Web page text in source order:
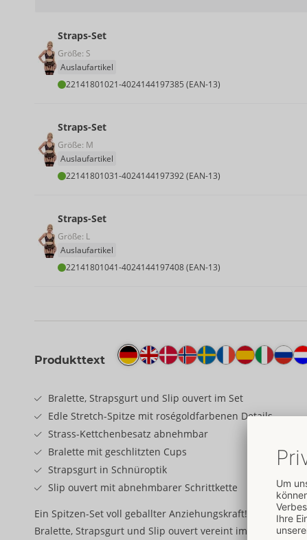
Straps-Set
Größe: S
Auslaufartikel
22141801021-4024144197385 (EAN-13)
Straps-Set
Größe: M
Auslaufartikel
22141801031-4024144197392 (EAN-13)
Straps-Set
Größe: L
Auslaufartikel
22141801041-4024144197408 (EAN-13)
Produkttext
Bralette, Strapsgurt und Slip ouvert im Set
Edle Stretch-Spitze mit roségoldfarbenen Details
Strass-Kettchenbesatz abnehmbar
Bralette mit geschlitzten Cups
Strapsgurt in Schnüroptik
Slip ouvert mit abnehmbarer Schrittkette
Ein Spitzen-Set voll geballter Anziehungskraft!
Bralette, Strapsgurt und Slip ouvert vereint im Set von